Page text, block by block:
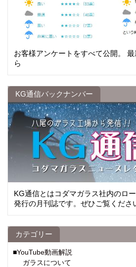
お客様アンケートをすべて公開。
ら
KG通信バックナンバー
KG通信とはコダマガラス社内のロ
発行の月刊誌です。ぜひご覧くださ
カテゴリー
■YouTube動画解説
ガラスについて